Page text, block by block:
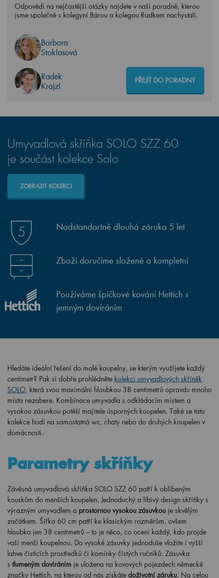
Odpovědi na nejčastější otázky najdete v naší poradně, kterou
jsme společně s kolegyní Bárou a kolegou Radkem nachystali.
Barbora
Stoklasová
Radek
Krajzl
PŘEJÍT DO PORADNY
Umyvadlová skříňka SOLO SZZ 60
je součást kolekce Solo
ZOBRAZIT KOLEKCI
Nadstandartně dlouhá záruka 5 let
Zboží doručíme složené a kompletní
Používáme špičkové kování Hettich s
jemným dovíráním
Hledáte ideální řešení do malé koupelny, se kterým využijete každý
centimetr? Pak si dobře prohlédněte kolekci umyvadlových skříněk
SOLO, která svou maximální hloubkou 38 centimetrů opravdu mnoho
místa nezabere. Kombinace umyvadla s odkládacím místem a
vysokou zásuvkou potěší majitele úsporných koupelen. Také se tato
kolekce hodí na samostatná wc, chaty nebo do druhých koupelen v
domácnosti.
Parametry skříňky
Závěsná umyvadlová skříňka SOLO SZZ 60 patří k oblíbeným
kouskům do menších koupelen. Jednoduchý a líbivý design skříňky s
výrazným umyvadlem a prostornou vysokou zásuvkou je skvělým
začátkem. Šířka 60 cm patří ke klasickým rozměrům, ovšem
hloubka jen 38 centimetrů – to je něco, co ocení každý, kdo projde
vaší menší koupelnou. Do vysoké zásuvky jednoduše vložíte i vyšší
lahve čisticích prostředků či komínky čistých ručníků. Zásuvka
s tlumeným dovíráním je uložena na kovových pojezdech německé
značky Hettich, na kterou od nás získáte doživotní záruku. Na celou